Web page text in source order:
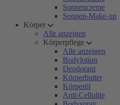
Sonnencreme
Sonnen-Make-up
Körper
Alle anzeigen
Körperpflege
Alle anzeigen
Bodylotion
Deodorant
Körperbutter
Körperöl
Anti-Cellulite